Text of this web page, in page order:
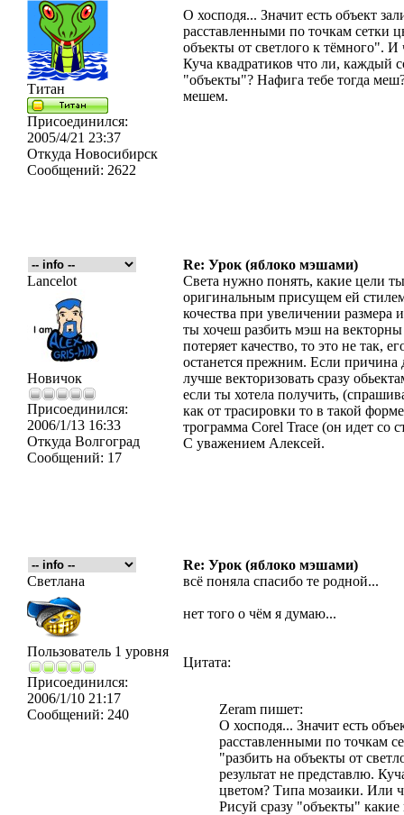
Титан
Присоединился:
2005/4/21 23:37
Откуда Новосибирск
Сообщений: 2622
О хосподя... Значит есть объект
расставленными по точкам сетки
объекты от светлого к тёмного". И
Куча квадратиков что ли, каждый
"объекты"? Нафига тебе тогда
мешем.
Re: Урок (яблоко мэшами)
Lancelot
Новичок
Присоединился:
2006/1/13 16:33
Откуда Волгоград
Сообщений: 17
Света нужно понять, какие цели
оригинальным присущем ей
кочества при увеличении размера
ты хочеш разбить мэш на
потеряет качество, то это не так,
останется прежним. Если причина
лучше векторизовать сразу
если ты хотела получить,
как от трасировки то в такой
трограмма Corel Trace (он идет со
С уважением Алексей.
Re: Урок (яблоко мэшами)
Светлана
Пользователь 1 уровня
Присоединился:
2006/1/10 21:17
Сообщений: 240
всё поняла спасибо те родной...
нет того о чём я думаю...
Цитата:
Zeram пишет:
О хосподя... Значит есть
расставленными по точкам
"разбить на объекты от
результат не представлю.
цветом? Типа мозаики. Или
Рисуй сразу "объекты"